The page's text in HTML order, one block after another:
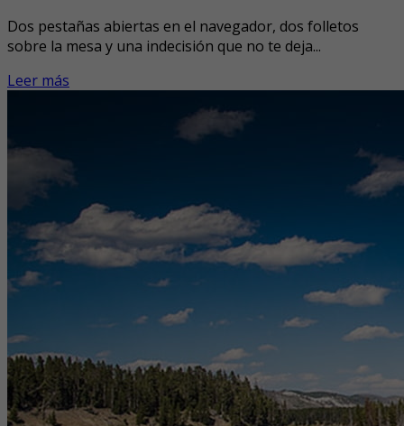
Dos pestañas abiertas en el navegador, dos folletos
sobre la mesa y una indecisión que no te deja...
Leer más